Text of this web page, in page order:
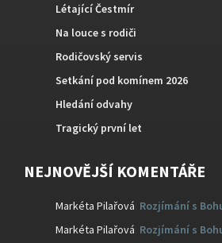
Létající Čestmír
Na louce s rodiči
Rodičovský servis
Setkání pod komínem 2026
Hledání odvahy
Tragický první let
NEJNOVĚJŠÍ KOMENTÁŘE
Markéta Pilařová Rozjímání s
Markéta Pilařová Rozjímání s